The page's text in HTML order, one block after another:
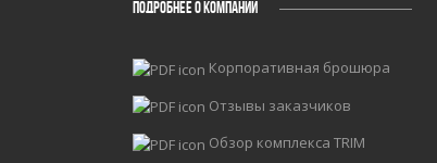
ПОДРОБНЕЕ О КОМПАНИИ
Корпоративная брошюра
Отзывы заказчиков
Обзор комплекса TRIM